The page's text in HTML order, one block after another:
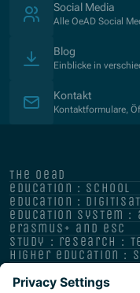
Social Media
Alle OeAD Social
Blog
Einblicke in
Kontakt
Kontaktformulare,
the oead
education : school
education :
education system :
erasmus+ and esc
study : research :
higher education :